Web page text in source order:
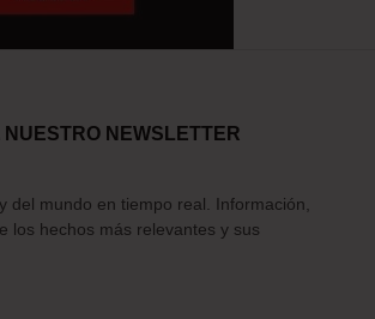
NEWSLETTER
del mundo en tiempo real. Información,
los hechos más relevantes y sus